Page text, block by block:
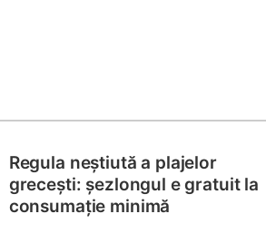
Regula neștiută a plajelor
grecești: șezlongul e gratuit la
consumație minimă